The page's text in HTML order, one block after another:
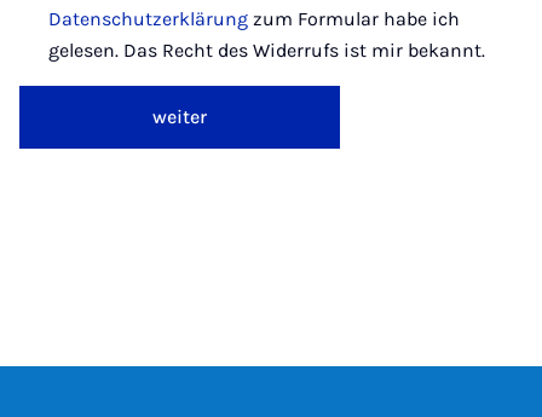
Datenschutzerklärung zum Formular habe ich
gelesen. Das Recht des Widerrufs ist mir bekannt.
weiter